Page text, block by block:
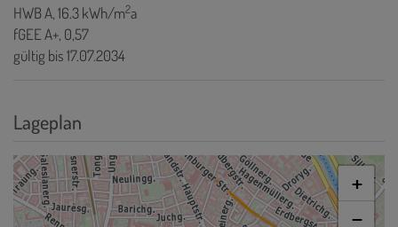
HWBA, 16.3 kWh/m2a
fGEEA+, 0,57
gültig bis17.07.2034
Lageplan
+
−